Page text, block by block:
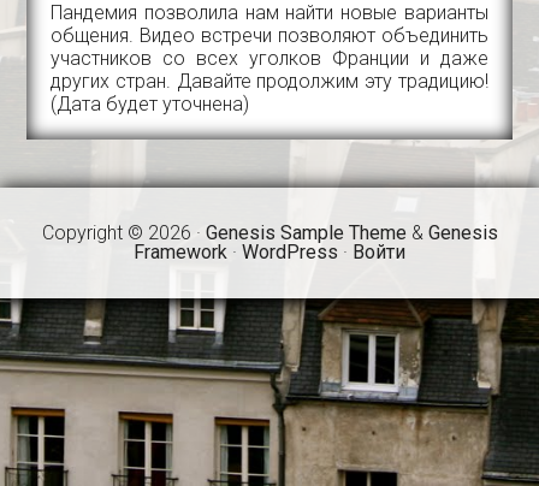
Пандемия позволила нам найти новые варианты
общения. Видео встречи позволяют объединить
участников со всех уголков Франции и даже
других стран. Давайте продолжим эту традицию!
(Дата будет уточнена)
Copyright © 2026 · Genesis Sample Theme& Genesis
Framework · WordPress · Войти